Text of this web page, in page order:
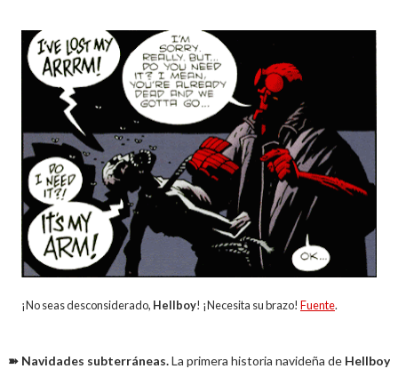
¡No seas desconsiderado, Hellboy! ¡Necesita su brazo! Fuente.
➽ Navidades subterráneas.La primera historia navideña de Hellboy